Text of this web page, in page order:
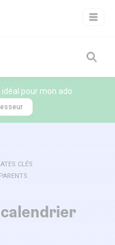
pour mon ado
CLÉS